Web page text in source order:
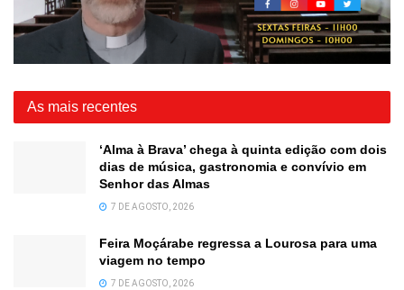
As mais recentes
‘Alma à Brava’ chega à quinta edição com dois
dias de música, gastronomia e convívio em
Senhor das Almas
7 DE AGOSTO, 2026
Feira Moçárabe regressa a Lourosa para uma
viagem no tempo
7 DE AGOSTO, 2026